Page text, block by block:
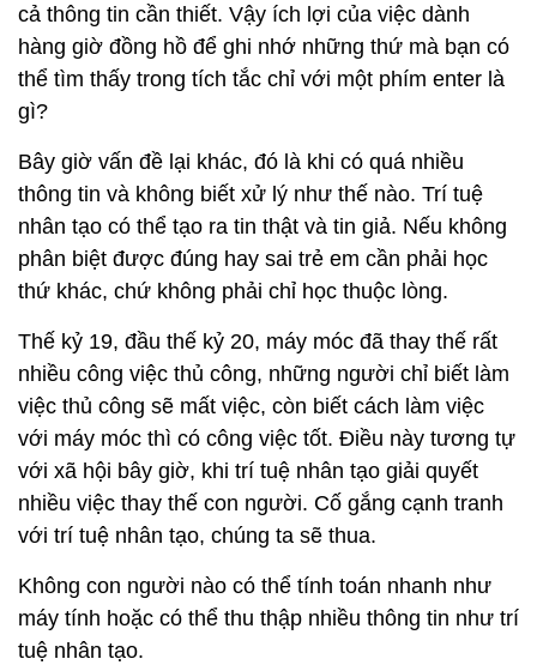
cả thông tin cần thiết. Vậy ích lợi của việc dành
hàng giờ đồng hồ để ghi nhớ những thứ mà bạn có
thể tìm thấy trong tích tắc chỉ với một phím enter là
gì?
Bây giờ vấn đề lại khác, đó là khi có quá nhiều
thông tin và không biết xử lý như thế nào. Trí tuệ
nhân tạo có thể tạo ra tin thật và tin giả. Nếu không
phân biệt được đúng hay sai trẻ em cần phải học
thứ khác, chứ không phải chỉ học thuộc lòng.
Thế kỷ 19, đầu thế kỷ 20, máy móc đã thay thế rất
nhiều công việc thủ công, những người chỉ biết làm
việc thủ công sẽ mất việc, còn biết cách làm việc
với máy móc thì có công việc tốt. Điều này tương tự
với xã hội bây giờ, khi trí tuệ nhân tạo giải quyết
nhiều việc thay thế con người. Cố gắng cạnh tranh
với trí tuệ nhân tạo, chúng ta sẽ thua.
Không con người nào có thể tính toán nhanh như
máy tính hoặc có thể thu thập nhiều thông tin như trí
tuệ nhân tạo.